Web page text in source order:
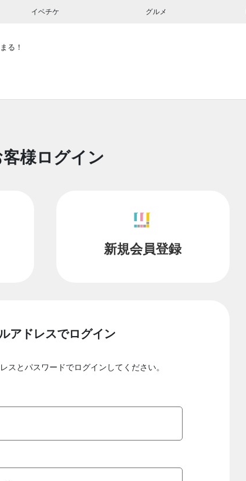
イベチケ グルメ
る！
客様ログイン
新規会員登録
アドレスでログイン
スとパスワードでログインしてください。